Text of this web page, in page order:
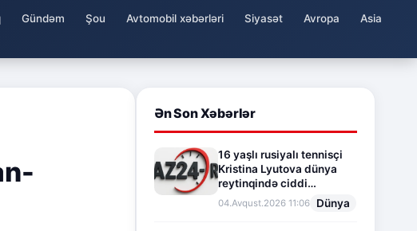
Gündəm Şou Avtomobil xəbərləri Siyasət Avropa
Asia
Ən Son Xəbərlər
16 yaşlı rusiyalı tennisçi
Kristina Lyutova dünya
reytinqində ciddi
irəliləyişə imza atdı
04.Avqust.2026 11:06 Dünya